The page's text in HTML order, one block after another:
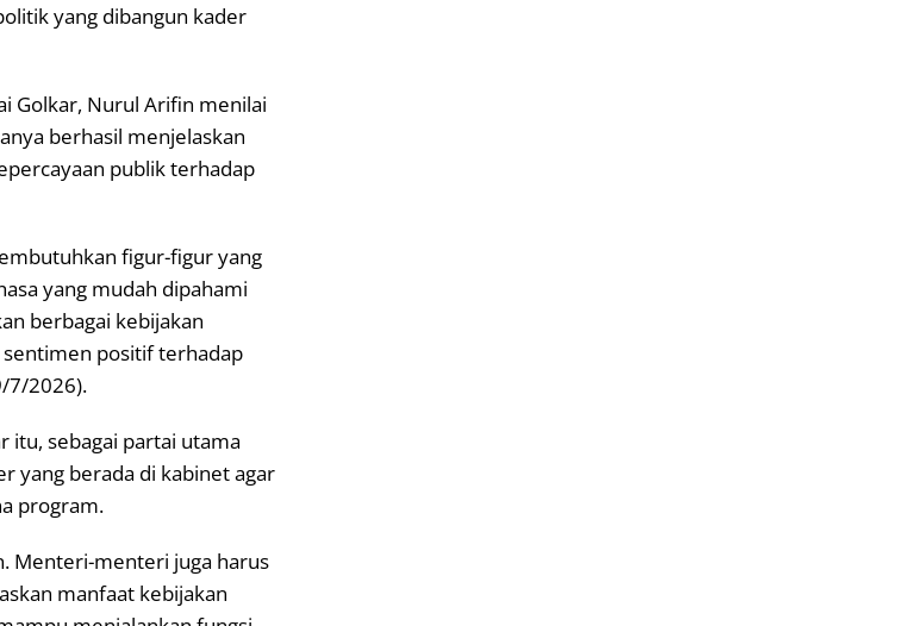
yang dibangun kader
Golkar, Nurul Arifin menilai
berhasil menjelaskan
publik terhadap
figur-figur yang
yang mudah dipahami
berbagai kebijakan
positif terhadap
7/2026).
itu, sebagai partai utama
yang berada di kabinet agar
program.
Menteri-menteri juga harus
manfaat kebijakan